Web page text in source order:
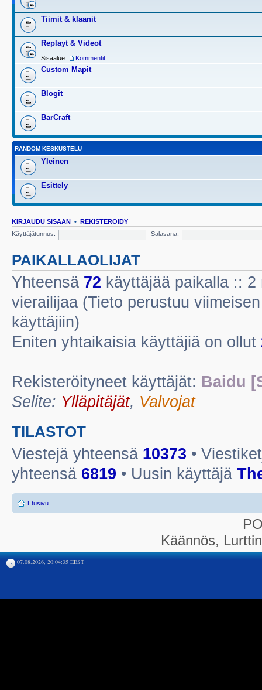
Tiimit & klaanit
Replayt & Videot
Sisäalue: Kommentit
Custom Mapit
Blogit
BarCraft
RANDOM KESKUSTELU
Yleinen
Esittely
KIRJAUDU SISÄÄN • REKISTERÖIDY
Käyttäjätunnus:
Salasana:
PAIKALLAOLIJAT
Yhteensä 72 käyttäjää paikalla ::
vierailijaa (Tieto perustuu
käyttäjiin)
Eniten yhtaikaisia käyttäjiä on ollut
Rekisteröityneet käyttäjät: Baidu
Selite: Ylläpitäjät, Valvojat
TILASTOT
Viestejä yhteensä 10373 •
yhteensä 6819 • Uusin käyttäjä
Etusivu
Käännös,
07.08.2026, 20:04:35 EEST